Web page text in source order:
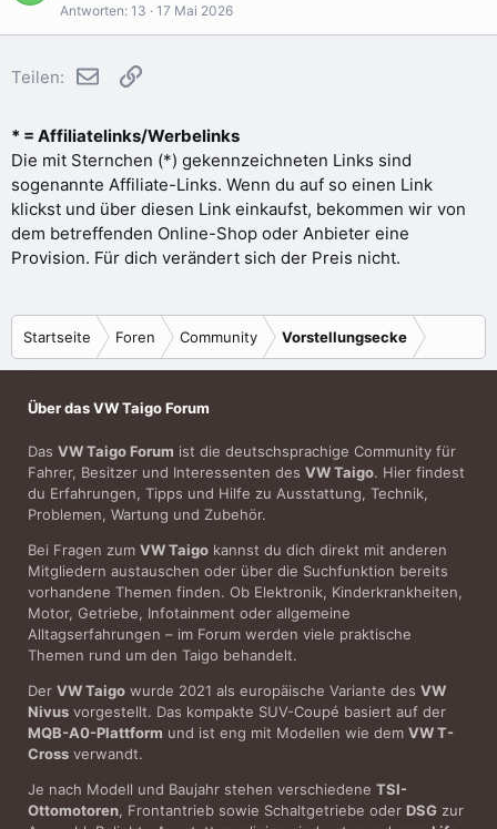
Antworten 13 17 Mai 2026
Teilen: E-MailLink
* = Affiliatelinks/Werbelinks
Die mit Sternchen (*) gekennzeichneten Links sind
sogenannte Affiliate-Links. Wenn du auf so einen Link
klickst und über diesen Link einkaufst, bekommen wir von
dem betreffenden Online-Shop oder Anbieter eine
Provision. Für dich verändert sich der Preis nicht.
Startseite Foren Community Vorstellungsecke
Über das VW Taigo Forum
Das VW Taigo Forum ist die deutschsprachige Community für
Fahrer, Besitzer und Interessenten des VW Taigo. Hier findest
du Erfahrungen, Tipps und Hilfe zu Ausstattung, Technik,
Problemen, Wartung und Zubehör.
Bei Fragen zum VW Taigo kannst du dich direkt mit anderen
Mitgliedern austauschen oder über die Suchfunktion bereits
vorhandene Themen finden. Ob Elektronik, Kinderkrankheiten,
Motor, Getriebe, Infotainment oder allgemeine
Alltagserfahrungen – im Forum werden viele praktische
Themen rund um den Taigo behandelt.
Der VW Taigo wurde 2021 als europäische Variante des VW
Nivus vorgestellt. Das kompakte SUV-Coupé basiert auf der
MQB-A0-Plattform und ist eng mit Modellen wie dem VW T-
Cross verwandt.
Je nach Modell und Baujahr stehen verschiedene TSI-
Ottomotoren, Frontantrieb sowie Schaltgetriebe oder DSG zur